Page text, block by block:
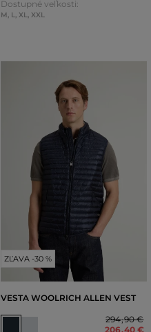
Dostupné veľkosti:
M, L, XL, XXL
ZĽAVA -30 %
VESTA WOOLRICH ALLEN VEST
294,90 €
206,40 €